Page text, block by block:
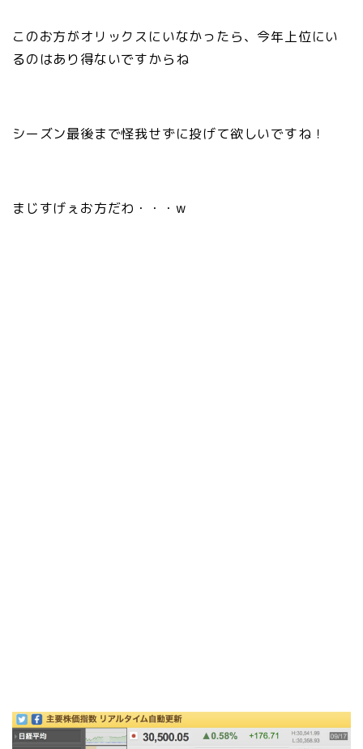
このお方がオリックスにいなかったら、今年上位にい
るのはあり得ないですからね
シーズン最後まで怪我せずに投げて欲しいですね！
まじすげぇお方だわ・・・w